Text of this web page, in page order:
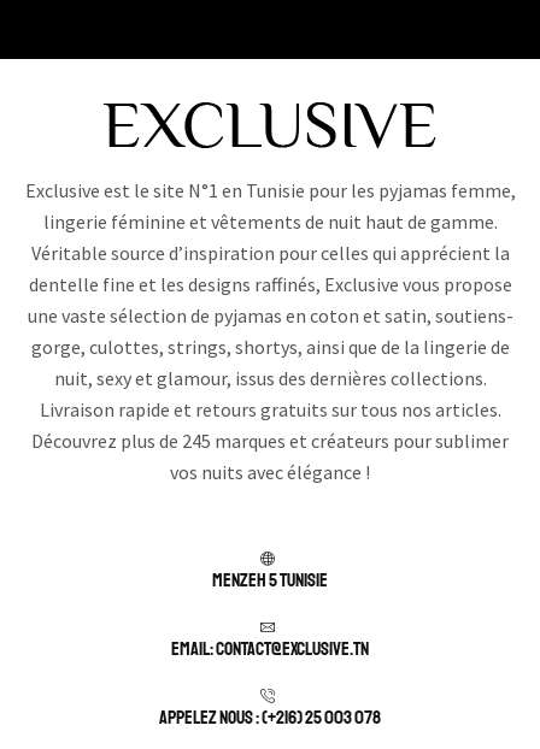
Exclusive est le site N°1 en Tunisie pour les pyjamas femme,
lingerie féminine et vêtements de nuit haut de gamme.
Véritable source d’inspiration pour celles qui apprécient la
dentelle fine et les designs raffinés, Exclusive vous propose
une vaste sélection de pyjamas en coton et satin, soutiens-
gorge, culottes, strings, shortys, ainsi que de la lingerie de
nuit, sexy et glamour, issus des dernières collections.
Livraison rapide et retours gratuits sur tous nos articles.
Découvrez plus de 245 marques et créateurs pour sublimer
vos nuits avec élégance !
Menzeh 5 TUNISIE
Email: contact@exclusive.tn
APPELEZ NOUS : (+216) 25 003 078